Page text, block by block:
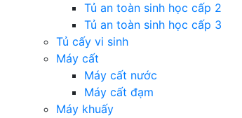
Tủ an toàn sinh học cấp 2
Tủ an toàn sinh học cấp 3
Tủ cấy vi sinh
Máy cất
Máy cất nước
Máy cất đạm
Máy khuấy